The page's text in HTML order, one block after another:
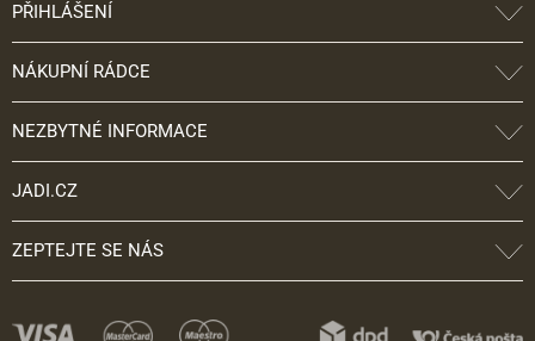
PŘIHLÁŠENÍ
NÁKUPNÍ RÁDCE
NEZBYTNÉ INFORMACE
JADI.CZ
ZEPTEJTE SE NÁS